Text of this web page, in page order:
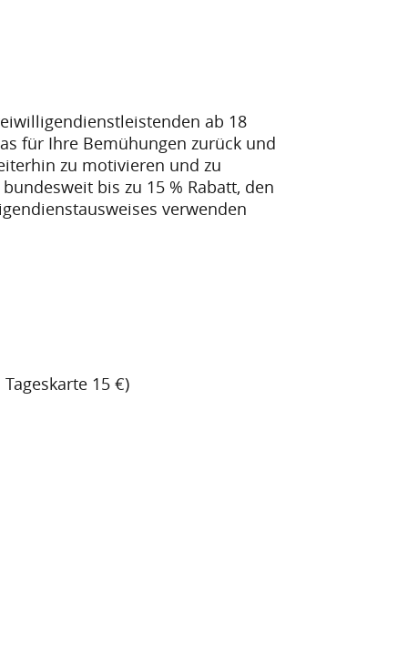
ab 18
für Ihre Bemühungen zurück und
zu motivieren und zu
bis zu 15 % Rabatt, den
verwenden
15 €)